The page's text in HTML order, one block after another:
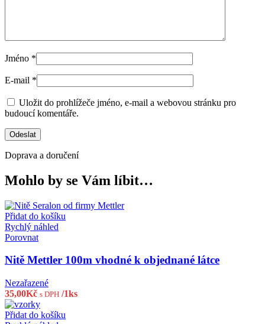
Jméno *
E-mail *
Uložit do prohlížeče jméno, e-mail a webovou stránku pro
budoucí komentáře.
Doprava a doručení
Mohlo by se Vám líbit…
Přidat do košíku
Rychlý náhled
Porovnat
Nitě Mettler 100m vhodné k objednané látce
Nezařazené
35,00Kč s DPH /1ks
Přidat do košíku